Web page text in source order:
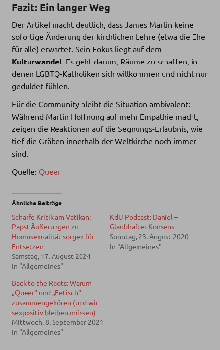
Fazit: Ein langer Weg
Der Artikel macht deutlich, dass James Martin keine
sofortige Änderung der kirchlichen Lehre (etwa die Ehe
für alle) erwartet. Sein Fokus liegt auf dem
Kulturwandel . Es geht darum, Räume zu schaffen, in
denen LGBTQ-Katholiken sich willkommen und nicht nur
geduldet fühlen.
Für die Community bleibt die Situation ambivalent:
Während Martin Hoffnung auf mehr Empathie macht,
zeigen die Reaktionen auf die Segnungs-Erlaubnis, wie
tief die Gräben innerhalb der Weltkirche noch immer
sind.
Quelle: Queer
Ähnliche Beiträge
Scharfe Kritik am Vatikan:
Papst-Äußerungen zu
Homosexualität sorgen für
Entsetzen
Samstag, 17. August 2024
In "Allgemeines"
KdU Podcast: Daniel –
Glaubhafter Konsens
Sonntag, 23. August 2020
In "Allgemeines"
Back to the Roots: Warum
„Queer“ und „Fetisch“
zusammengehören (und wir
sexpositiv bleiben müssen)
Mittwoch, 8. September 2021
In "Allgemeines"